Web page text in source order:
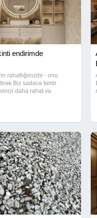
endirimde
rahatlığınızdır - onu
Biz sadəcə təmir
daha rahat və
İstədiyiniz